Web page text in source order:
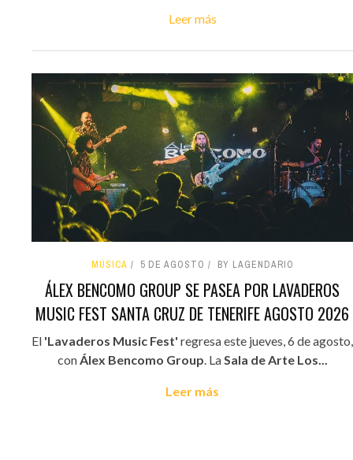
Leer más
MÚSICA 5 DE AGOSTO BY LAGENDARIO
ÁLEX BENCOMO GROUP SE PASEA POR LAVADEROS
MUSIC FEST SANTA CRUZ DE TENERIFE AGOSTO 2026
El 'Lavaderos Music Fest' regresa este jueves, 6 de agosto,
conÁlex Bencomo Group. LaSala de Arte Los...
Leer más